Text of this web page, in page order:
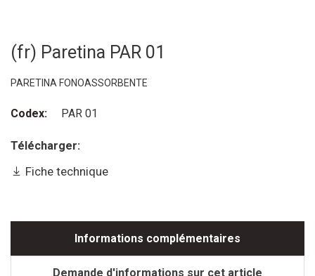
(fr) Paretina PAR 01
PARETINA FONOASSORBENTE
Codex: PAR 01
Télécharger:
Fiche technique
Informations complémentaires
Demande d'informations sur cet article